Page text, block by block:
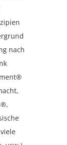
nach